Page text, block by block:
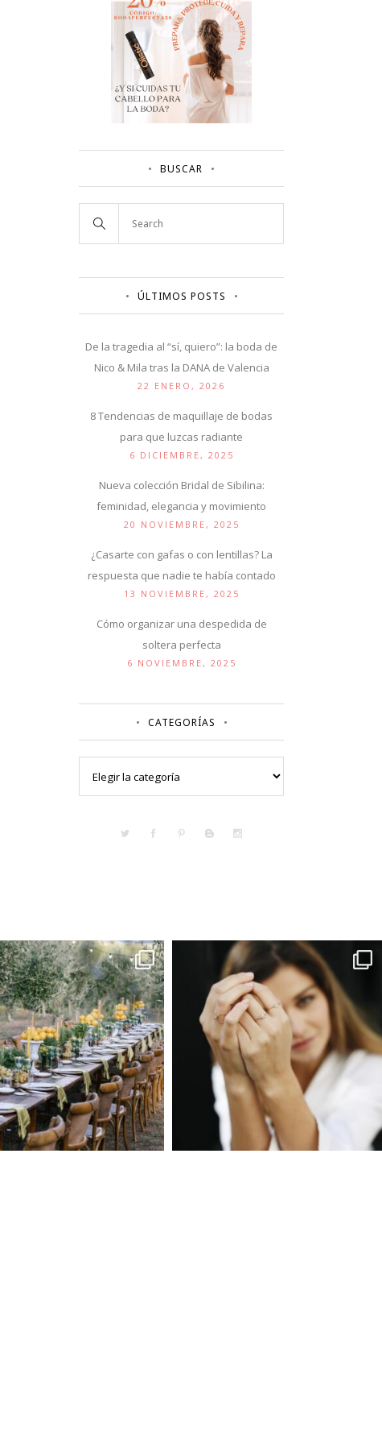
BUSCAR
ÚLTIMOS POSTS
De la tragedia al “sí, quiero”: la boda de
Nico & Mila tras la DANA de Valencia
22 ENERO, 2026
8 Tendencias de maquillaje de bodas
para que luzcas radiante
6 DICIEMBRE, 2025
Nueva colección Bridal de Sibilina:
feminidad, elegancia y movimiento
20 NOVIEMBRE, 2025
¿Casarte con gafas o con lentillas? La
respuesta que nadie te había contado
13 NOVIEMBRE, 2025
Cómo organizar una despedida de
soltera perfecta
6 NOVIEMBRE, 2025
CATEGORÍAS